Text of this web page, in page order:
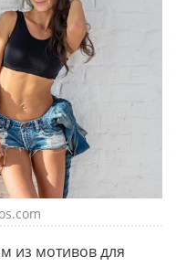
из мотивов для